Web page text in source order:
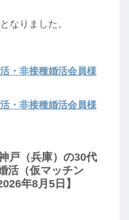
なりました。
・非接種婚活会員様
・非接種婚活会員様
戸（兵庫）の30代
活（仮マッチン
年8月5日】